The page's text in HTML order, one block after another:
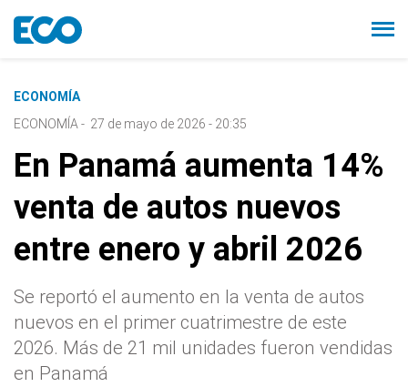
ECONOMÍA
ECONOMÍA - 27 de mayo de 2026 - 20:35
En Panamá aumenta 14%
venta de autos nuevos
entre enero y abril 2026
Se reportó el aumento en la venta de autos
nuevos en el primer cuatrimestre de este
2026. Más de 21 mil unidades fueron vendidas
en Panamá